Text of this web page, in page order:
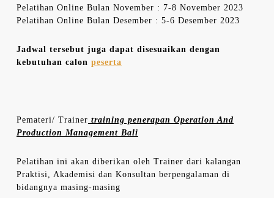
Pelatihan Online Bulan November : 7-8 November 2023
Pelatihan Online Bulan Desember : 5-6 Desember 2023
Jadwal tersebut juga dapat disesuaikan dengan
kebutuhan calon peserta
Pemateri/ Trainer training penerapan Operation And
Production Management Bali
Pelatihan ini akan diberikan oleh Trainer dari kalangan
Praktisi, Akademisi dan Konsultan berpengalaman di
bidangnya masing-masing